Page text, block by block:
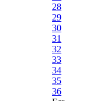
28
29
30
31
32
33
34
35
36